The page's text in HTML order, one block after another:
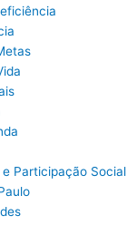
Participação Social